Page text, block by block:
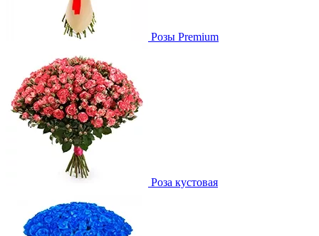
Розы Premium
Роза кустовая